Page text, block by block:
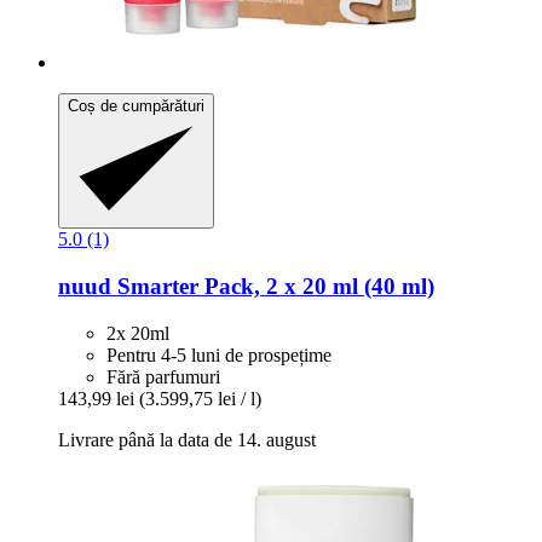
Coș de cumpărături
5.0 (1)
nuud Smarter Pack, 2 x 20 ml (40 ml)
2x 20ml
Pentru 4-5 luni de prospețime
Fără parfumuri
143,99 lei (3.599,75 lei / l)
Livrare până la data de 14. august